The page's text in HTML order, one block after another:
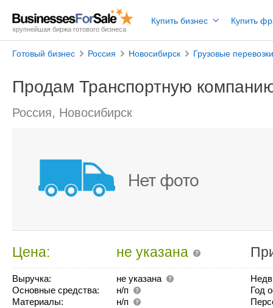
крупнейшая биржа готового бизнеса
Купить бизнес Купить
Готовый бизнес Россия Новосибирск Грузовые перевозки
Продам Транспортную
Россия, Новосибирск
Цена: не указана
Выручка:
не указана
Основные средства:
н/п
Материалы:
н/п
Год